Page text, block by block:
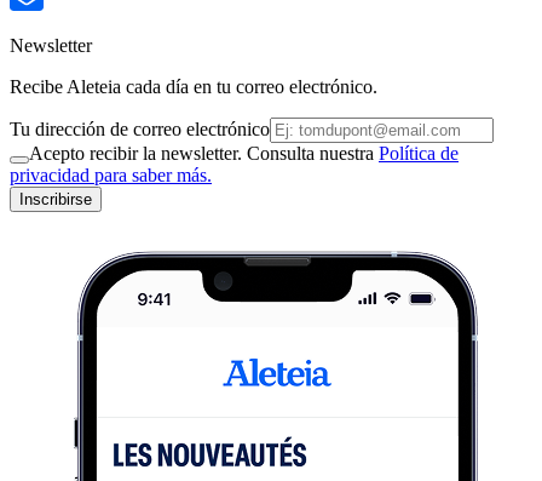
Newsletter
Recibe Aleteia cada día en tu correo electrónico.
Tu dirección de correo electrónico
Acepto recibir la newsletter. Consulta nuestra Política de
privacidad para saber más.
Inscribirse